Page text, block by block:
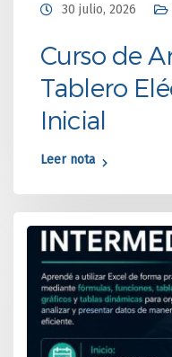
30 julio, 2026
Curso de
Tablero
Inicial
Leer nota